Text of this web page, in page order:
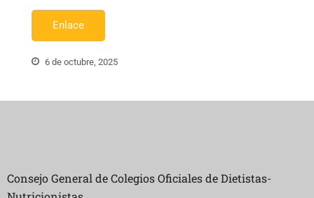
Enlace
6 de octubre, 2025
Consejo General de Colegios Oficiales de Dietistas-